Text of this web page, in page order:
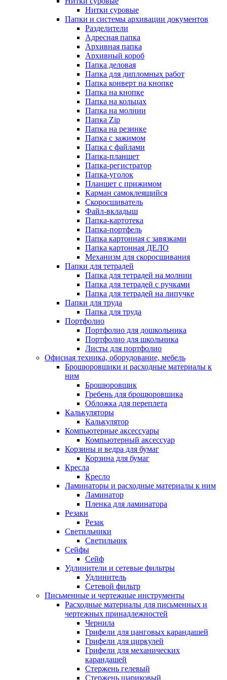
Нитки суровые
Папки и системы архивации документов
Разделители
Адресная папка
Архивная папка
Архивный короб
Папка деловая
Папка для дипломных работ
Папка конверт на кнопке
Папка на кнопке
Папка на кольцах
Папка на молнии
Папка Zip
Папка на резинке
Папка с зажимом
Папка с файлами
Папка-планшет
Папка-регистратор
Папка-уголок
Планшет с прижимом
Карман самоклеящийся
Скоросшиватель
Файл-вкладыш
Папка-картотека
Папка-портфель
Папка картонная с завязками
Папка картонная ДЕЛО
Механизм для скоросшивания
Папки для тетрадей
Папка для тетрадей на молнии
Папка для тетрадей с ручками
Папка для тетрадей на липучке
Папки для труда
Папка для труда
Портфолио
Портфолио для дошкольника
Портфолио для школьника
Листы для портфолио
Офисная техника, оборудование, мебель
Брошюровшики и расходные материалы к
ним
Брошюровщик
Гребень для брощюровшика
Обложка для переплета
Калькуляторы
Калькулятор
Компьютерные аксессуары
Компьютерный аксессуар
Корзины и ведра для бумаг
Корзина для бумаг
Кресла
Кресло
Ламинаторы и расходные материалы к ним
Ламинатор
Пленка для ламинатора
Резаки
Резак
Светильники
Светильник
Сейфы
Сейф
Удлинители и сетевые фильтры
Удлинитель
Сетевой фильтр
Письменные и чертежные инструменты
Расходные материалы для письменных и
чертежных принадлежностей
Чернила
Грифели для цанговых карандашей
Грифели для циркулей
Грифели для механических
карандашей
Стержень гелевый
Стержень шариковый